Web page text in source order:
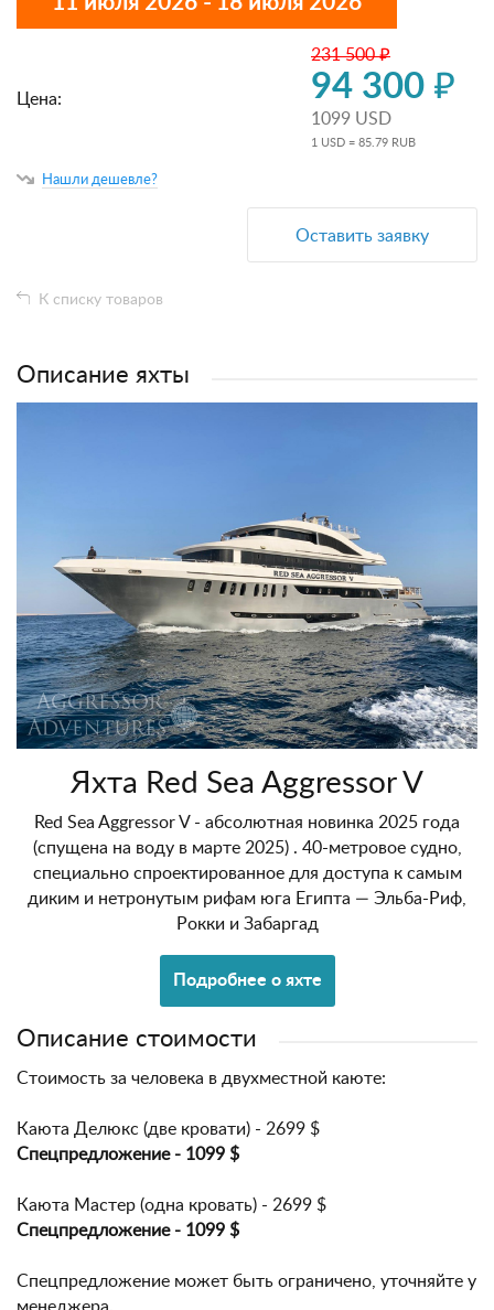
Цена:
231 500 ₽
94 300 ₽
1099 USD
1 USD = 85.79 RUB
Нашли дешевле?
Оставить заявку
К списку товаров
Описание яхты
Яхта Red Sea Aggressor V
Red Sea Aggressor V - абсолютная новинка 2025 года
(спущена на воду в марте 2025) . 40-метровое судно,
специально спроектированное для доступа к самым
диким и нетронутым рифам юга Египта — Эльба-Риф,
Рокки и Забаргад
Подробнее о яхте
Описание стоимости
Стоимость за человека в двухместной каюте:
Каюта Делюкс (две кровати) - 2699 $
Спецпредложение - 1099 $
Каюта Мастер (одна кровать) - 2699 $
Спецпредложение - 1099 $
Спецпредложение может быть ограничено, уточняйте у
менеджера.